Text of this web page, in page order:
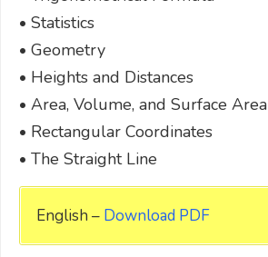
• Statistics
• Geometry
• Heights and Distances
• Area, Volume, and Surface Area
• Rectangular Coordinates
• The Straight Line
English – Download PDF